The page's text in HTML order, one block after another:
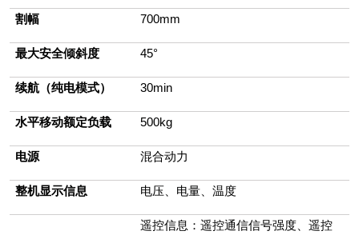
割幅 700mm
最大安全倾斜度 45°
续航（纯电模式） 30min
水平移动额定负载 500kg
电源 混合动力
整机显示信息 电压、电量、温度
遥控信息：遥控通信信号强度、遥控